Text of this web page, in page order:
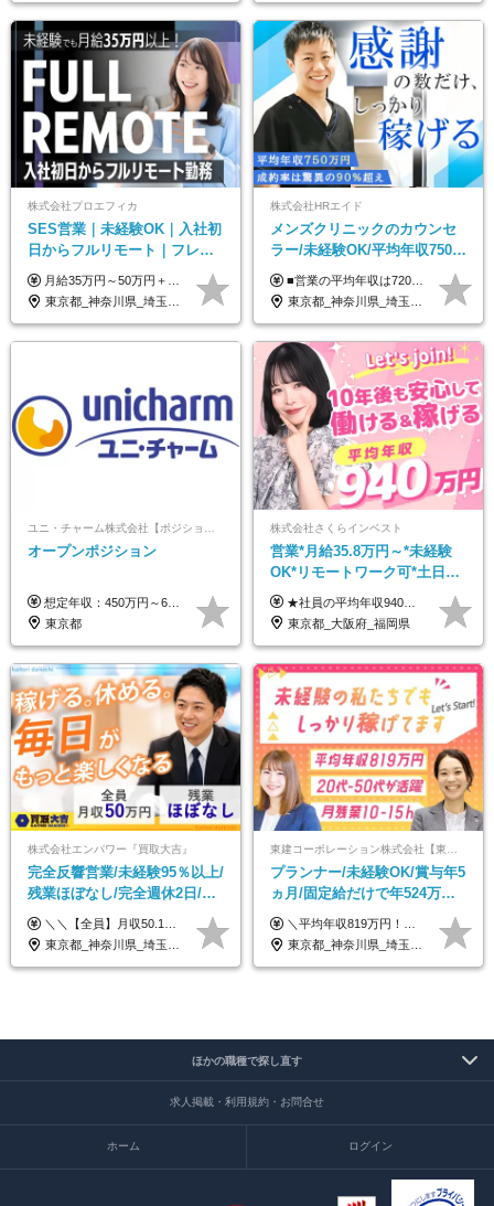
株式会社プロエフィカ
SES営業｜未経験OK｜入社初
日からフルリモート｜フレッ
クス可｜残業月平均10h以下｜
事業立ち上げメンバー
月給35万円～50万円＋交通費 ◎経験やスキルを考慮し、最大限優遇します ◎上記月給は固定残業代月40時間分(月10万9,375～)を含みます。残業時間が超過した場合はその分追加支給します ◎試用期間6カ月あり(給与や待遇は同じです)
東京都_神奈川県_埼玉県_千葉県_大阪府_愛知県_北海道_青森県_岩手県_宮城県_秋田県_山形県_福島県_茨城県_栃木県_群馬県_新潟県_山梨県_長野県_富山県_石川県_福井県_静岡県_岐阜県_三重県_兵庫県_京都府_滋賀県_奈良県_和歌山県_広島県_岡山県_鳥取県_島根県_山口県_徳島県_香川県_愛媛県_高知県_福岡県_熊本県_佐賀県_長崎県_大分県_宮崎県_鹿児島県_沖縄県
株式会社HRエイド
メンズクリニックのカウンセ
ラー/未経験OK/平均年収750万
円/4人に1人が年収1000万円超
え/成約率90％
■営業の平均年収は720万円！ ■4人に1人が年収1000万円超え 月給27万円～100万円+インセンティブ(平均月20～40万円程) ＜インセンティブ制度について＞ 当社では創業以来、頑張ったらその分稼げる環境づくりに注力。カウンセラー部署では、個人の成約金額・チームの成果・事業部の売上利益を掛け合わせる新しいインセンティブ制度を導入しました。あなたの頑張り次第で毎月高インセンティブが実現できる体制です！ ※上記金額には固定残業代（35,500円以上～・30時間分）が含まれます。時間超過分は追加支給します。 ※試用期間3か月あり。研修期間3か月中は、月給25万円～30万円になります。(固定残業代：35,500円～・23h分を含む) ※インセンティブの一部は、研修期間中から支給されます。その他待遇の差異はありません。
東京都_神奈川県_埼玉県_千葉県_大阪府_愛知県_北海道_宮城県_栃木県_群馬県_静岡県_兵庫県_京都府_岡山県_熊本県
オープンポジション
想定年収：450万円～650万円 ※経験・能力を考慮の上、規定により優遇いたします ※試用期間6ヵ月（その間の給与・待遇に変動はありません）
東京都
株式会社さくらインベスト
営業*月給35.8万円～*未経験
OK*リモートワーク可*土日祝
休み*年休123日以上*転職者全
員が収入UP
★社員の平均年収940万円（※2025年11月時点） ★転職者は全員収入アップを実現 ★入社半年で昇給した実績あり！ 【営業未経験】 月給35万8,000円～（固定残業代含む）＋インセンティブ ＋賞与年2回 【管理職候補】 月給40万円～100万円＋インセンティブ＋賞与年2回 ※固定残業代は、時間外労働の有無にかかわらず月25時間分（月5万8,000円～）を支給します。 ※上記を超える時間外労働分は、別途追加で支給します。 ＼月給額が高い理由について／ 当社が扱うのは、1件あたり100万円以上となる高単価な金融商品です。 そのため月給ベースも高く設定して社員に還元しています。 ＜試用期間中の給与＞※営業未経験の方 試用期間2カ月あり。 月給25万円＋営業手当5万円（資格取得後より日割り支給） ※残業代は別途全額支給します。 ※その他の待遇に差異はありません。 ★時短勤務も可能です ・7時間勤務：月給26万2,500円～＋インセンティブ＋賞与（年2回） ・6時間勤務：月給24万円～＋インセンティブ＋賞与（年2回） （時短勤務例）9:00-16:00、10:00-17:00など
東京都_大阪府_福岡県
株式会社エンパワー『買取大吉』
完全反響営業/未経験95％以上/
残業ほぼなし/完全週休2日/月
収50万円スタート！/賞与年2
回
＼＼【全員】月収50.1万円保証！／／ 月給30.1万円＋インセン＋特別手当20万円(半年間)＋賞与 ※経験者は優遇いたします（研修も免除の場合有） ※固定残業代:7万4000円以上/月45時間分を含む ※固定残業代は残業がない場合も支給し、超過分は別途支給します ■入社後5日間研修を実施 研修中のテスト（ロープレ、商材知識）合格で研修生卒業となり翌月からインセンティブの対象に。 ロープレは細かな評価基準があり、顧客満足度をキープするため非常に重要なテストです。 ※4カ月目以降も不合格の場合、月給28.3万円／1カ月以内合格率100％ ＜平均年収＞ ◆一般メンバー ：625万円 ◆店長（管理職）：1178万円 ◆マネージャー ：4160万円
東京都_神奈川県_埼玉県_千葉県_大阪府_愛知県_北海道_青森県_岩手県_宮城県_秋田県_山形県_福島県_茨城県_栃木県_群馬県_新潟県_山梨県_長野県_富山県_石川県_福井県_静岡県_岐阜県_三重県_兵庫県_京都府_滋賀県_奈良県_和歌山県_広島県_岡山県_鳥取県_島根県_山口県_徳島県_香川県_愛媛県_高知県_福岡県_熊本県_佐賀県_長崎県_大分県_宮崎県_鹿児島県_沖縄県
プランナー/未経験OK/賞与年5
ヵ月/固定給だけで年524万円
可能/二人に一人が年収700万
円/休めて稼げる
＼平均年収819万円！社員の最大年収3,131万円／ ＼2人に1人が年収700万円以上／ ＼5人に1人が年収1,000万円以上！／ 固定給だけで、年収524万円も可能！ インセンティブだけでなく固定給でもしっかり稼げる仕組みです！ 【入社初年度】 年収400万～550万円＋インセンティブ →月給26万3,000円～29万5,600円＋賞与年2回（基本給×約5ヵ月分※前年度実績）＋インセンティブ＋各種手当 【インセンティブ】 1物件着工で目安80万～200万円 ※建物の契約金額実績によります 【各種手当】 ・都市手当…月1万円～3万円（首都圏・東海圏・関西圏で弊社指定の事業所に勤務する方が対象） ・家族手当…配偶者：月1万円、子供1名につき：月5千円 ・資格手当…FP資格1級：月1万円、2級：月5千円、3級：月3千円 ・役職手当…昇進欄に詳細記載（主任補：月5千円→主任：月1万円…） 【その他】 ※上記月給には、固定残業代【47時間分（7万3,800円以上）】が含まれます ※月平均残業時間は14時間と少なめです（2023年度） ※固定残業代の時間数を超える時間外労働は追加で支給 但し、時間数を超える時間外労働が発生する場合もあります（特別条項付き協定締結済）
東京都_神奈川県_埼玉県_千葉県_大阪府_愛知県_宮城県_茨城県_栃木県_群馬県_静岡県_兵庫県_京都府_福岡県
ほかの職種で探し直す
求人掲載・利用規約・お問合せ
ホーム ログイン